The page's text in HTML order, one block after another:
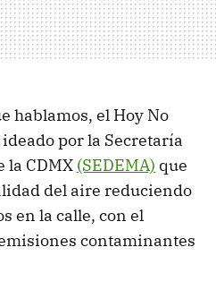
hablamos, el Hoy No
por la Secretaría
la CDMX (SEDEMA) que
del aire reduciendo
en la calle, con el
contaminantes